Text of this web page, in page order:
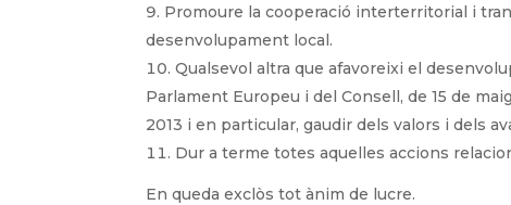
Promoure la cooperació interterritorial i
desenvolupament local.
Qualsevol altra que afavoreixi el
Parlament Europeu i del Consell, de 15 de
2013 i en particular, gaudir dels valors i dels
Dur a terme totes aquelles accions
En queda exclòs tot ànim de lucre.